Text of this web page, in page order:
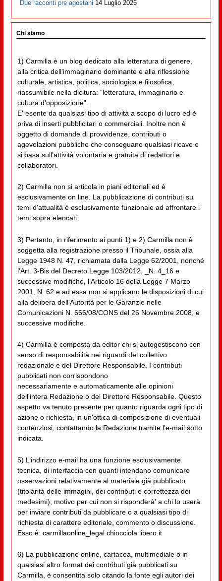
Due racconti pre agostani 14 Luglio 2026
Chi siamo
1) Carmilla è un blog dedicato alla letteratura di genere,
alla critica dell'immaginario dominante e alla riflessione
culturale, artistica, politica, sociologica e filosofica,
riassumibile nella dicitura: “letteratura, immaginario e
cultura d'opposizione”.
E' esente da qualsiasi tipo di attività a scopo di lucro ed è
priva di inserti pubblicitari o commerciali. Inoltre non è
oggetto di domande di provvidenze, contributi o
agevolazioni pubbliche che conseguano qualsiasi ricavo e
si basa sull'attività volontaria e gratuita di redattori e
collaboratori.
2) Carmilla non si articola in piani editoriali ed è
esclusivamente on line. La pubblicazione di contributi su
temi d'attualità è esclusivamente funzionale ad affrontare i
temi sopra elencati.
3) Pertanto, in riferimento ai punti 1) e 2) Carmilla non è
soggetta alla registrazione presso il Tribunale, ossia alla
Legge 1948 N. 47, richiamata dalla Legge 62/2001, nonché
l’Art. 3-Bis del Decreto Legge 103/2012, _N. 4_16 e
successive modifiche, l’Articolo 16 della Legge 7 Marzo
2001, N. 62 e ad essa non si applicano le disposizioni di cui
alla delibera dell'Autorità per le Garanzie nelle
Comunicazioni N. 666/08/CONS del 26 Novembre 2008, e
successive modifiche.
4) Carmilla è composta da editor chi si autogestiscono con
senso di responsabilità nei riguardi del collettivo
redazionale e del Direttore Responsabile. I contributi
pubblicati non corrispondono
necessariamente e automaticamente alle opinioni
dell'intera Redazione o del Direttore Responsabile. Questo
aspetto va tenuto presente per quanto riguarda ogni tipo di
azione o richiesta, in un'ottica di composizione di eventuali
contenziosi, contattando la Redazione tramite l'e-mail sotto
indicata.
5) L’indirizzo e-mail ha una funzione esclusivamente
tecnica, di interfaccia con quanti intendano comunicare
osservazioni relativamente al materiale già pubblicato
(titolarità delle immagini, dei contributi e correttezza dei
medesimi), motivo per cui non si risponderà' a chi lo userà
per inviare contributi da pubblicare o a qualsiasi tipo di
richiesta di carattere editoriale, commento o discussione.
Esso è: carmillaonline_legal chiocciola libero.it
6) La pubblicazione online, cartacea, multimediale o in
qualsiasi altro format dei contributi già pubblicati su
Carmilla, è consentita solo citando la fonte egli autori dei